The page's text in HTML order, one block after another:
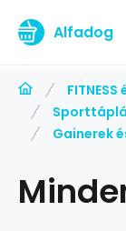
Alfadog
Gainerek